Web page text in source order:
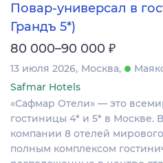
Повар-универсал в
Грандъ 5*)
80 000–90 000 ₽
13 июля 2026 Москва
Safmar Hotels
«Сафмар Отели» — это
гостиницы 4* и 5* в Москве.
компании 8 отелей
полным комплексом